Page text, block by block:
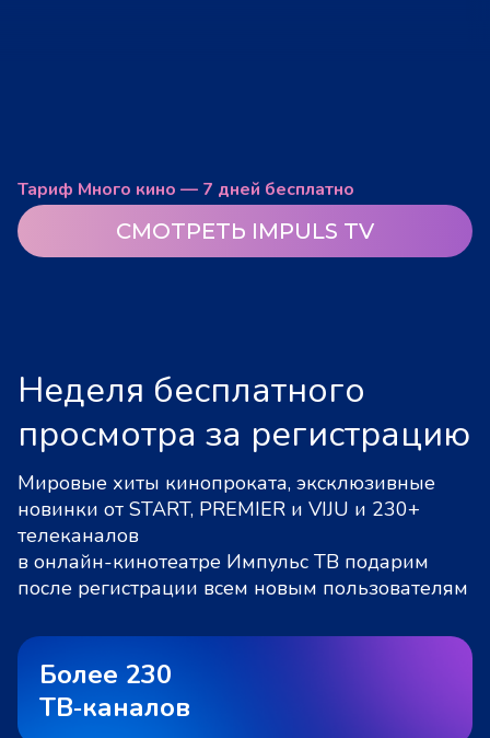
Тариф Много кино — 7 дней бесплатно
СМОТРЕТЬ IMPULS TV
Неделя бесплатного
просмотра за регистрацию
Мировые хиты кинопроката, эксклюзивные
новинки от START, PREMIER и VIJU и 230+
телеканалов
в онлайн-кинотеатре Импульс ТВ подарим
после регистрации всем новым пользователям
Более 230
ТВ‑каналов